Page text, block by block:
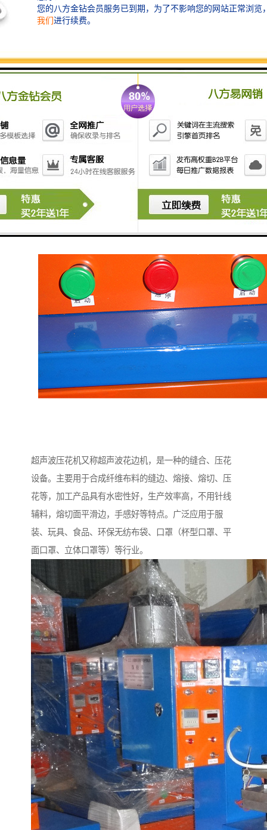
超声波压花机又称超声波花边机，是一种的缝合、压花
设备。主要用于合成纤维布料的缝边、熔接、熔切、压
花等，加工产品具有水密性好，生产效率高，不用针线
辅料，熔切面平滑边，手感好等特点。广泛应用于服
装、玩具、食品、环保无纺布袋、口罩（杯型口罩、平
面口罩、立体口罩等）等行业。